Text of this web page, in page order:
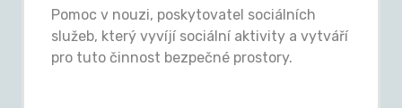
Pomoc v nouzi, poskytovatel sociálních
služeb, který vyvíjí sociální aktivity a vytváří
pro tuto činnost bezpečné prostory.